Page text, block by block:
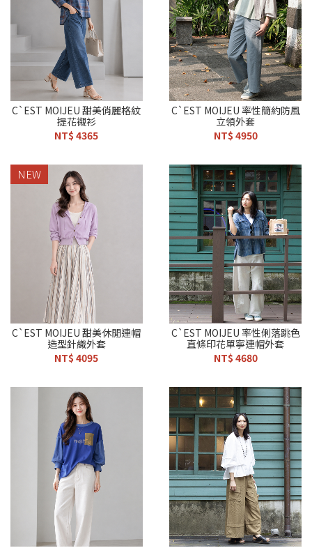
C`EST MOIJEU 甜美俏麗格紋
提花襯衫
NT$ 4365
C`EST MOIJEU 率性簡約防風
立領外套
NT$ 4950
NEW
C`EST MOIJEU 甜美休閒連帽
造型針織外套
NT$ 4095
C`EST MOIJEU 率性俐落跳色
直條印花單寧連帽外套
NT$ 4680